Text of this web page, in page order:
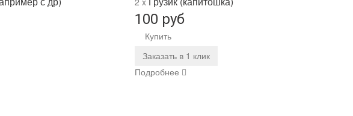
100 руб
Купить
Заказать в 1 клик
Подробнее